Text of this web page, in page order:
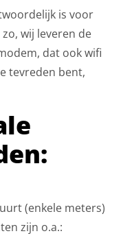
is voor
wij leveren de
dat ook wifi
tevreden bent,
(enkele meters)
zijn o.a.: